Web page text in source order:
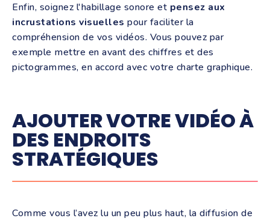
Enfin, soignez l'habillage sonore et pensez aux
incrustations visuelles pour faciliter la
compréhension de vos vidéos. Vous pouvez par
exemple mettre en avant des chiffres et des
pictogrammes, en accord avec votre charte graphique.
AJOUTER VOTRE VIDÉO À
DES ENDROITS
STRATÉGIQUES
Comme vous l’avez lu un peu plus haut, la diffusion de